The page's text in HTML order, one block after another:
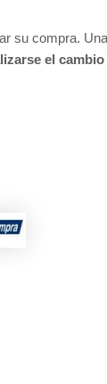
su compra.
el